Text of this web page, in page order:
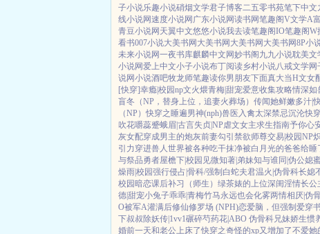
子小说乐趣小说硝烟文学君子博客二五零书苑笔下中文
线小说网速度小说网 广东小说网读书网笔趣阁V文学A
青豆小说网 天翼中文悠悠小说我去读笔趣阁IO笔趣阁W
看书007小说大美书网 大美书网 大美书网 大美书网8P小
未来小说网一夜书库麒麟中文网妙书阁 九九小说耽美文
小说网爱上中文小子小说布丁阅读乡村小说八戒文学网
说网小说酒吧牧龙师笔趣读你男朋友下面真大当H文女
[快穿]幸瘾|校园np文火煨青梅|甜宠爱意收集攻略情深如
盲冬（NP，替身上位，追妻火葬场） 传闻她鲜嫩多汁|
（NP）快穿之睡遍男神(nph)兽医 入禽太深禁忌沉沦快
吹花嚼蕊蹙蛾眉|古言失贞|NP虐文女主求生指南予你心
灰女配穿成男主的炮灰前妻勾引禁欲师尊交易|校园NP
引力穿进兽人世界被各种吃干抹净被白月光的爸爸给睡
与祭品勇者屋檐下|校园 见微知著|弟妹知与谁同|伪公媳
燥雨|校园强行侵占|骨科/强制 白蛇夫君温火|伪骨科长媳
校园暗恋课后补习（师生） 绿茶婊的上位深闺淫情长公
德|甜宠小兔子乖乖|青梅竹马永远也会化雾两情相厌|伪
O被军A灌满后修仙修罗场 (NPH)恋爱脑，但强制爱穿
下叔叔除妖传|1vv1碾碎芍药花|ABO 伪骨科兄妹娇生惯
婚前一天和老公上床了快穿之奇怪的xp又增加了不爱她